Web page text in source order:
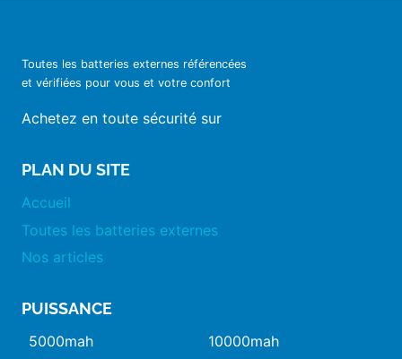
Toutes les batteries externes référencées
et vérifiées pour vous et votre confort
Achetez en toute sécurité sur
PLAN DU SITE
Accueil
Toutes les batteries externes
Nos articles
PUISSANCE
5000mah 10000mah